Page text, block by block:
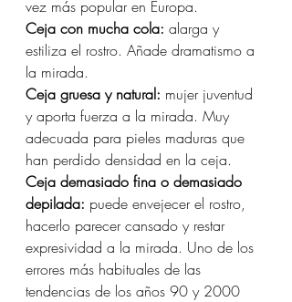
vez más popular en Europa.
Ceja con mucha cola: alarga y
estiliza el rostro. Añade dramatismo a
la mirada.
Ceja gruesa y natural: mujer juventud
y aporta fuerza a la mirada. Muy
adecuada para pieles maduras que
han perdido densidad en la ceja.
Ceja demasiado fina o demasiado
depilada: puede envejecer el rostro,
hacerlo parecer cansado y restar
expresividad a la mirada. Uno de los
errores más habituales de las
tendencias de los años 90 y 2000